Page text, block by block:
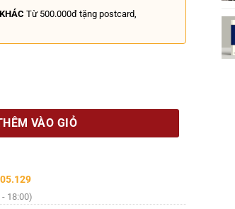
Từ 500.000đ tặng postcard,
BÊN BỜ NƯỚC – Giản Nhi – Tố Hinh dịch – Huy
VÀO GIỎ
18:00)